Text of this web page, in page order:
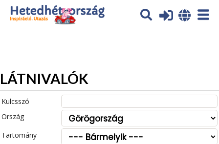
Az oldal sütiket (cookies) használ. További tájékoztatás itt:
Adatvédelmi tájékoztató
LÁTNIVALÓK
Kulcsszó
Ország
Tartomány